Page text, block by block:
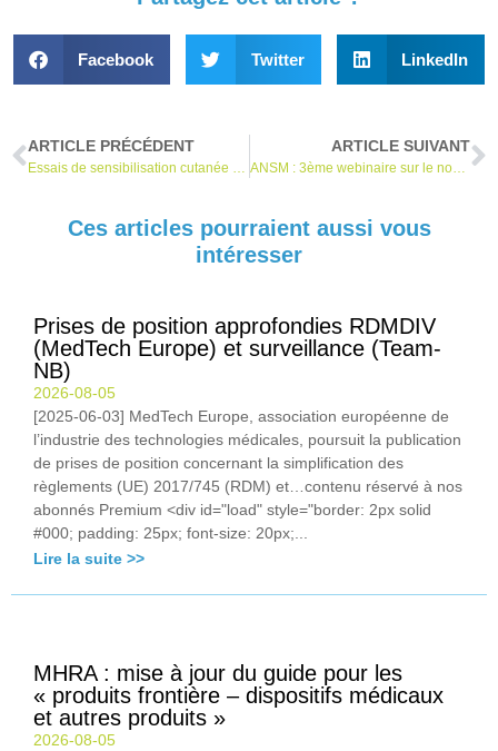
Facebook Twitter LinkedIn
ARTICLE PRÉCÉDENT
Essais de sensibilisation cutanée : l’ISO 10993-10:2021 a été publiée
ARTICLE SUIVANT
ANSM : 3ème webinaire sur le nouveau règlement européen le 15 décembre 2021
Ces articles pourraient aussi vous
intéresser
Prises de position approfondies RDMDIV
(MedTech Europe) et surveillance (Team-
NB)
2026-08-05
[2025-06-03] MedTech Europe, association européenne de
l’industrie des technologies médicales, poursuit la publication
de prises de position concernant la simplification des
règlements (UE) 2017/745 (RDM) et…contenu réservé à nos
abonnés Premium <div id="load" style="border: 2px solid
#000; padding: 25px; font-size: 20px;...
Lire la suite >>
MHRA : mise à jour du guide pour les
« produits frontière – dispositifs médicaux
et autres produits »
2026-08-05